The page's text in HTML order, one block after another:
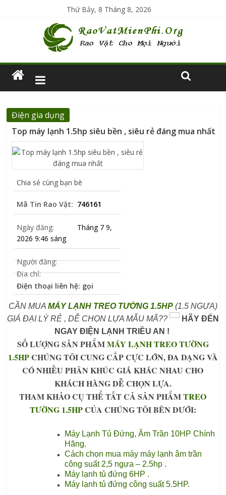
Thứ Bảy, 8 Tháng 8, 2026
Điện gia dụng
Top máy lạnh 1.5hp siêu bền , siêu rẻ đáng mua nhất
Chia sẻ cùng bạn bè
Mã Tin Rao Vặt: 746161
Ngày đăng:
Tháng 7 9,
2026 9:46 sáng
Người đăng:
Địa chỉ:
Điện thoại liên hệ: gọi
CẦN MUA MÁY LẠNH TREO TƯỜNG 1.5HP(1.5 NGỰA)
GIÁ ĐẠI LÝ RẺ , DỄ CHỌN LỰA MẪU MÃ??
HÃY ĐẾN
NGAY ĐIỆN LẠNH TRIỀU AN !
SỐ LƯỢNG SẢN PHẨMMÁY LẠNH TREO TƯỜNG
1.5HPCHÚNG TÔI CUNG CẤP CỰC LỚN, ĐA DẠNG VÀ
CÓ NHIỀU PHÂN KHÚC GIÁ KHÁC NHAU CHO
KHÁCH HÀNG DỄ CHỌN LỰA.
THAM KHẢO CỤ THỂ TẤT CẢ SẢN PHẨMTREO
TƯỜNG 1.5HPCỦA CHÚNG TÔI BÊN DƯỚI:
Máy Lạnh Tủ Đứng, Âm Trần 10HP Chính
Hãng.
Cách chọn mua máy máy lạnh âm trần
công suất 2,5 ngựa – 2.5hp .
Máy lạnh tủ đứng 6HP .
Máy lạnh tủ đứng công suất 5.5HP.